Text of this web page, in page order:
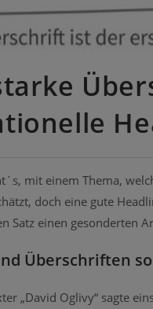
mit einem Thema,
doch eine gute
Satz einen gesonderten
Überschriften
„David Oglivy“ sagte